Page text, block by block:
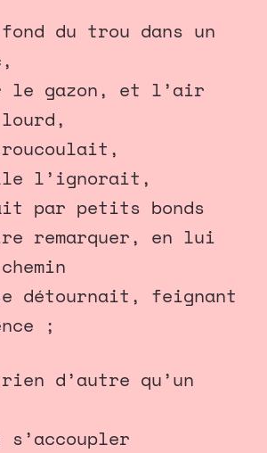
du trou dans un
le gazon, et l’air
l’ignorait,
par petits bonds
remarquer, en lui
détournait, feignant
;
d’autre qu’un